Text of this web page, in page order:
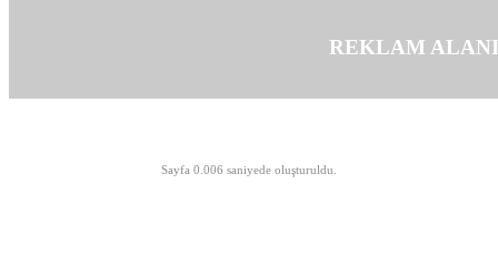
REKLAM ALANI
Sayfa 0.006 saniyede oluşturuldu.